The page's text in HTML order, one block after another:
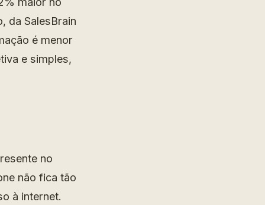
da SalesBrain
é menor
e simples,
no
não fica tão
à internet.